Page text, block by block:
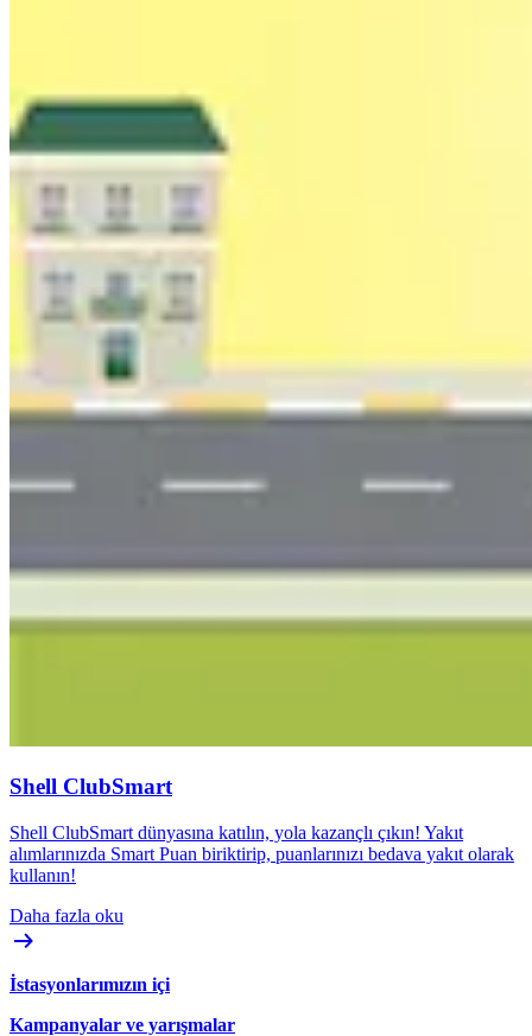
Shell ClubSmart
Shell ClubSmart dünyasına katılın, yola kazançlı çıkın! Yakıt
alımlarınızda Smart Puan biriktirip, puanlarınızı bedava yakıt olarak
kullanın!
Daha fazla oku
İstasyonlarımızın içi
Kampanyalar ve yarışmalar